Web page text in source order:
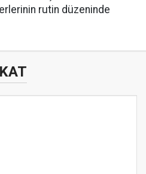
rutin düzeninde